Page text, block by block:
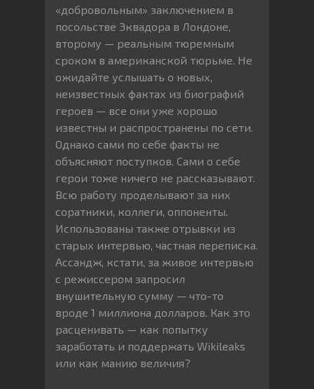
«добровольным» заключением в
посольстве Эквадора в Лондоне,
второму — реальным тюремным
сроком в американской тюрьме. Не
ожидайте услышать о новых,
неизвестных фактах из биографий
героев — все они уже хорошо
известны и распространены по сети.
Однако сами по себе факты не
объясняют поступков. Сами о себе
герои тоже ничего не рассказывают.
Всю работу проделывают за них
соратники, коллеги, оппоненты.
Использованы также отрывки из
старых интервью, частная переписка.
Ассандж, кстати, за живое интервью
с режиссером запросил
внушительную сумму — что-то
вроде 1 миллиона долларов. Как это
расценивать — как попытку
заработать и поддержать Wikileaks
или как манию величия?